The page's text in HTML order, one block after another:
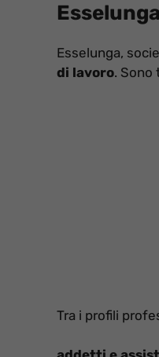
Esselunga,
di lavoro. Sono
Tra i profili